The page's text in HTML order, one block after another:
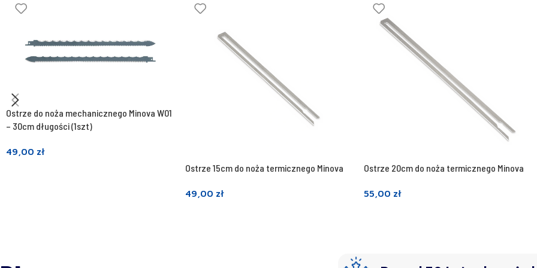
Ostrze do noża mechanicznego Minova W01
– 30cm długości (1szt)
49,00 zł
Ostrze 15cm do noża termicznego Minova
49,00 zł
Ostrze 20cm do noża termicznego Minova
55,00 zł